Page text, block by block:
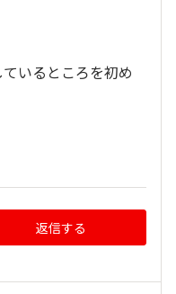
いるところを初め
返信する